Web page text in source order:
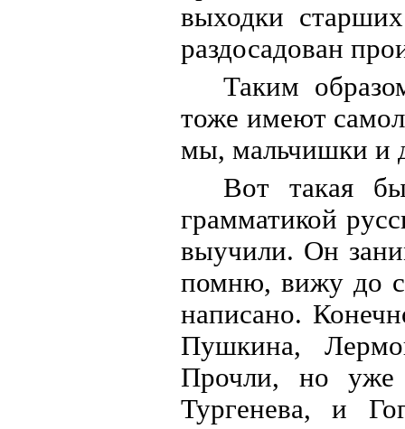
выходки
раздосадован
Таким
тоже имеют
мы, мальчишки и
Вот такая
грамматикой
выучили. Он
помню, вижу до
написано.
Пушкина,
Прочли, но уже
Тургенева, и